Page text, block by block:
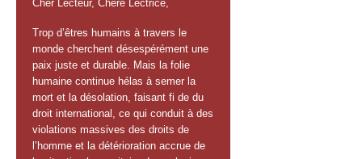
Cher Lecteur, Chère Lectrice,
Trop d’êtres humains à travers le
monde cherchent désespérément une
paix juste et durable. Mais la folie
humaine continue hélas à semer la
mort et la désolation, faisant fi de du
droit international, ce qui conduit à des
violations massives des droits de
l’homme et la détérioration accrue de